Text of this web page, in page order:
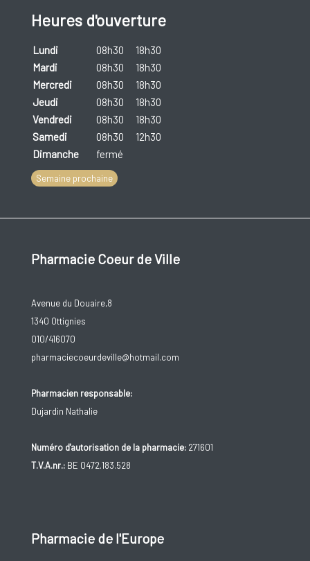
déformation de la colonne vertébrale (p.ex. lors de
inflammatoire de la colonne vertébrale).
Heures d'ouverture
Lundi 08h30
18h30
Mardi
08h30
18h30
Mercredi
08h30
18h30
Jeudi
08h30
18h30
Vendredi
08h30
18h30
Samedi
08h30
12h30
Dimanche
fermé
Semaine prochaine
Pharmacie Coeur de Ville
Avenue du Douaire,8
1340 Ottignies
010/416070
pharmaciecoeurdeville@hotmail.com
Pharmacien responsable:
Dujardin Nathalie
Numéro d'autorisation de la pharmacie:271601
T.V.A.nr.:BE 0472.183.528
Pharmacie de l'Europe